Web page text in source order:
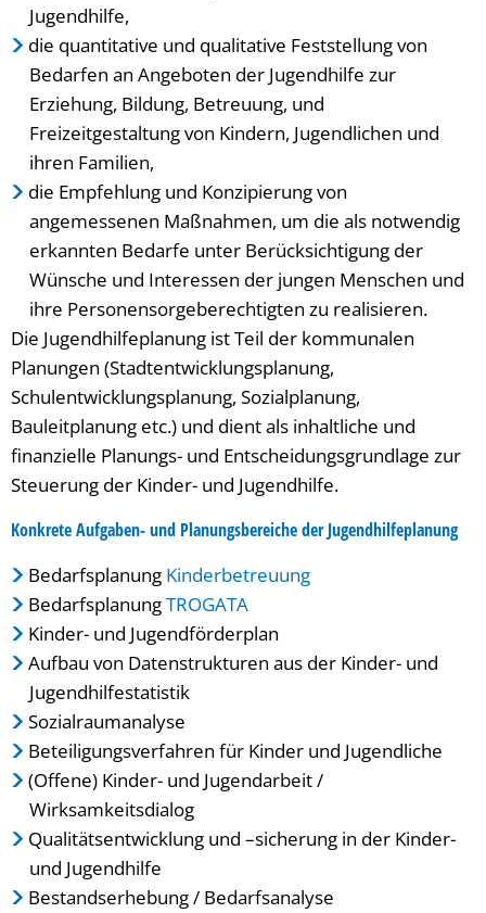
Jugendhilfe,
die quantitative und qualitative Feststellung von
Bedarfen an Angeboten der Jugendhilfe zur
Erziehung, Bildung, Betreuung, und
Freizeitgestaltung von Kindern, Jugendlichen und
ihren Familien,
die Empfehlung und Konzipierung von
angemessenen Maßnahmen, um die als notwendig
erkannten Bedarfe unter Berücksichtigung der
Wünsche und Interessen der jungen Menschen und
ihre Personensorgeberechtigten zu realisieren.
Die Jugendhilfeplanung ist Teil der kommunalen
Planungen (Stadtentwicklungsplanung,
Schulentwicklungsplanung, Sozialplanung,
Bauleitplanung etc.) und dient als inhaltliche und
finanzielle Planungs- und Entscheidungsgrundlage zur
Steuerung der Kinder- und Jugendhilfe.
Konkrete Aufgaben- und Planungsbereiche der Jugendhilfeplanung
Bedarfsplanung Kinderbetreuung
BedarfsplanungTROGATA
Kinder- und Jugendförderplan
Aufbau von Datenstrukturen aus der Kinder- und
Jugendhilfestatistik
Sozialraumanalyse
Beteiligungsverfahren für Kinder und Jugendliche
(Offene) Kinder- und Jugendarbeit /
Wirksamkeitsdialog
Qualitätsentwicklung und –sicherung in der Kinder-
und Jugendhilfe
Bestandserhebung / Bedarfsanalyse